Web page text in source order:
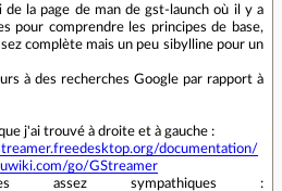
la page de man de gst-launch où il y a
pour comprendre les principes de base,
complète mais un peu sibylline pour un
à des recherches Google par rapport à
j'ai trouvé à droite et à gauche :
documentation/
go/GStreamer
assez sympathiques :